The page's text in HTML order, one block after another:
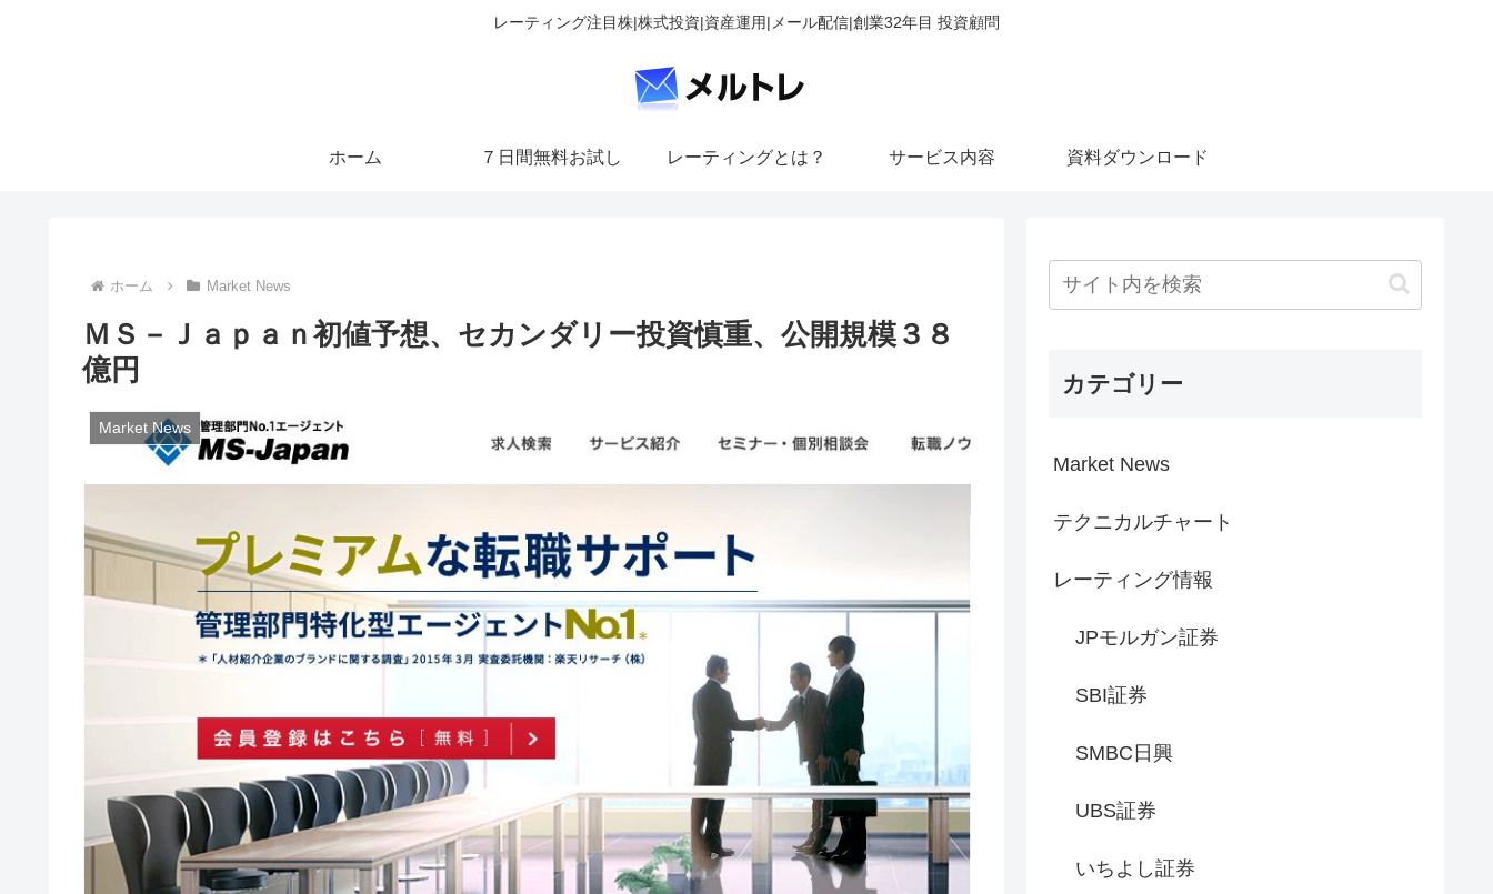
レーティング注目株|株式投資|資産運用|メール配信|創業32年目 投資顧問
ホーム ７日間無料お試し レーティングとは？ サービス内容 資料ダウンロード
ホーム Market News
ＭＳ－Ｊａｐａｎ初値予想、セカンダリー投資慎重、公開規模３８
億円
Market News
カテゴリー
Market News
テクニカルチャート
レーティング情報
JPモルガン証券
SBI証券
SMBC日興
UBS証券
いちよし証券